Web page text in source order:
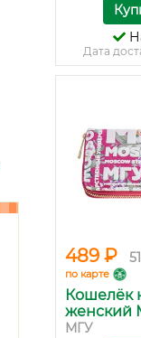
Дата
489 ₽
по карте
Кошелёк
женский
МГУ